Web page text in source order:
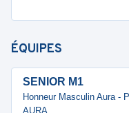
ÉQUIPES
SENIOR M1
Honneur Masculin Aura -
AURA